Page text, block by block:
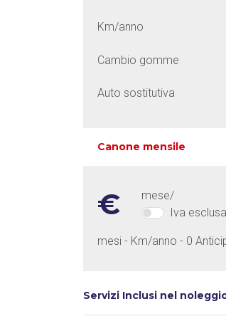
Km/anno
Cambio gomme
Auto sostitutiva
Canone mensile
€
mese/
Iva esclusa
mesi - Km/anno - 0
Servizi Inclusi nel